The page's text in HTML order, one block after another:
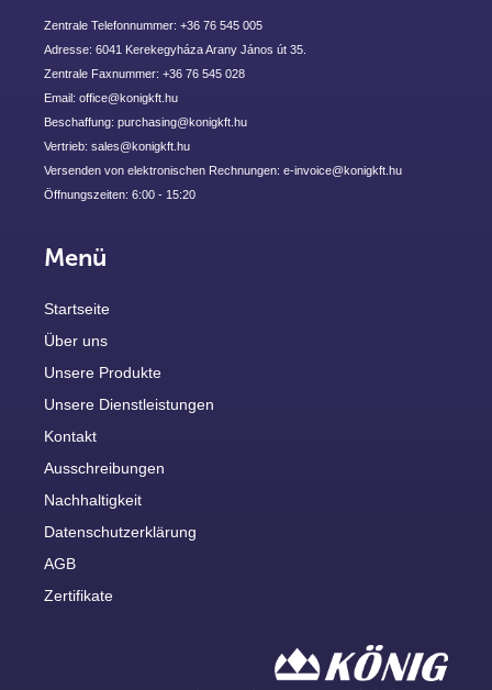
Zentrale Telefonnummer: +36 76 545 005
Adresse: 6041 Kerekegyháza Arany János út 35.
Zentrale Faxnummer: +36 76 545 028
Email: office@konigkft.hu
Beschaffung: purchasing@konigkft.hu
Vertrieb: sales@konigkft.hu
Versenden von elektronischen Rechnungen: e-invoice@konigkft.hu
Öffnungszeiten: 6:00 - 15:20
Menü
Startseite
Über uns
Unsere Produkte
Unsere Dienstleistungen
Kontakt
Ausschreibungen
Nachhaltigkeit
Datenschutzerklärung
AGB
Zertifikate